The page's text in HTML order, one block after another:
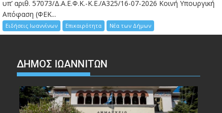
υπ’ αριθ. 57073/Δ.Α.Ε.Φ.Κ.-Κ.Ε./Α325/16-07-2026 Κοινή Υπουργική
Απόφαση (ΦΕΚ...
Ειδήσεις Ιωαννίνων Επικαιρότητα Νέα των Δήμων
ΔΗΜΟΣ ΙΩΑΝΝΙΤΩΝ